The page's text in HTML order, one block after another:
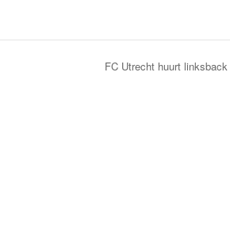
FC Utrecht huurt linksback